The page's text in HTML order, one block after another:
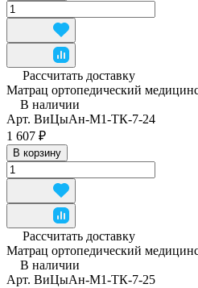
Рассчитать доставку
Матрац ортопедический
В наличии
Арт. ВиЦыАн-М1-ТК-7-24
1 607 ₽
В корзину
Рассчитать доставку
Матрац ортопедический
В наличии
Арт. ВиЦыАн-М1-ТК-7-25